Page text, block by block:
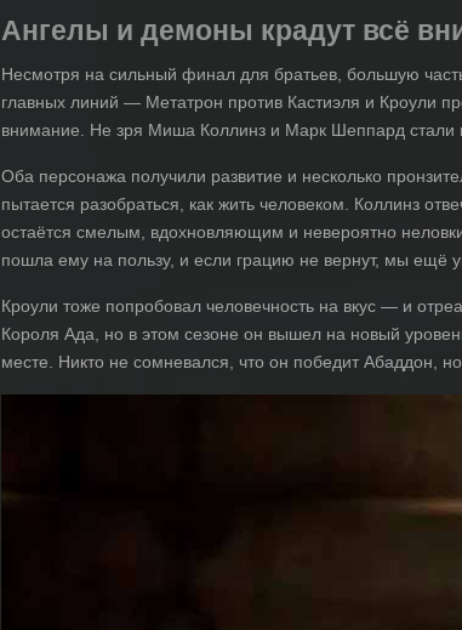
Ангелы и демоны крадут всё
Несмотря на сильный финал для братьев, большую
главных линий — Метатрон против Кастиэля и Кроули
внимание. Не зря Миша Коллинз и Марк Шеппард стали
Оба персонажа получили развитие и несколько
пытается разобраться, как жить человеком. Коллинз
остаётся смелым, вдохновляющим и невероятно
пошла ему на пользу, и если грацию не вернут, мы ещё
Кроули тоже попробовал человечность на вкус — и
Короля Ада, но в этом сезоне он вышел на новый
месте. Никто не сомневался, что он победит Абаддон,